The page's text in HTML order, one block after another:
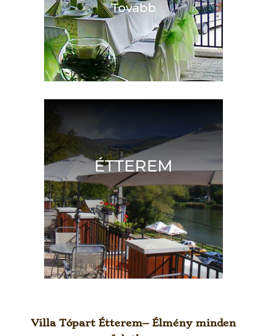
Tovább
ÉTTEREM
.
Villa Tópart Étterem– Élmény minden